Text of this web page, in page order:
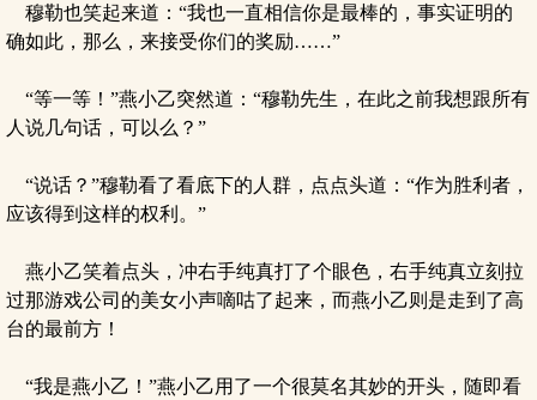
穆勒也笑起来道：“我也一直相信你是最棒的，事实证明的
确如此，那么，来接受你们的奖励……”
“等一等！”燕小乙突然道：“穆勒先生，在此之前我想跟所有
人说几句话，可以么？”
“说话？”穆勒看了看底下的人群，点点头道：“作为胜利者，
应该得到这样的权利。”
燕小乙笑着点头，冲右手纯真打了个眼色，右手纯真立刻拉
过那游戏公司的美女小声嘀咕了起来，而燕小乙则是走到了高
台的最前方！
“我是燕小乙！”燕小乙用了一个很莫名其妙的开头，随即看